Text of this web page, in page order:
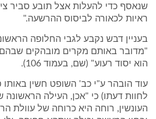
שנאסף כדי להעלות אצל תובע סביר
ראיות לכאורה לביסוס ההרשעה."
"מדובר באותם מקרים מובהקים
הוא יסוד רעוע" (שם, בעמוד 106).
העונשין, רוחה היא כרוחה של עוולת